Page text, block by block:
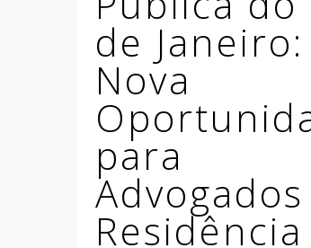
de Janeiro:
Nova
para
Residência